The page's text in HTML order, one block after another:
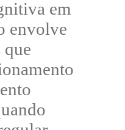
em
envolve
que